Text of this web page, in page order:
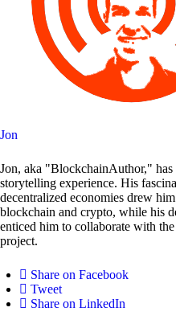
Jon
Jon, aka "BlockchainAuthor," has
storytelling experience. His
decentralized economies drew
blockchain and crypto, while his
enticed him to collaborate with
project.
Share on Facebook
Tweet
Share on LinkedIn